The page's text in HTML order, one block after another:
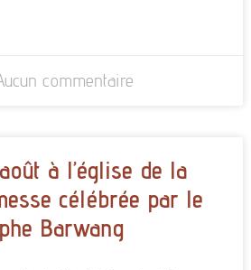
commentaire
à l’église de la
célébrée par le
Barwang